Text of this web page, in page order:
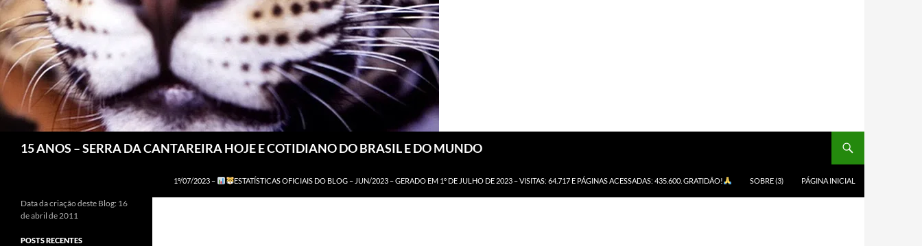
15 ANOS – SERRA DA CANTAREIRA HOJE E COTIDIANO DO BRASIL E DO MUNDO
1º/07/2023 – ESTATÍSTICAS OFICIAIS DO BLOG – JUN/2023 – GERADO EM 1º DE JULHO DE 2023 – VISITAS: 64.717 E PÁGINAS ACESSADAS: 435.600. GRATIDÃO! SOBRE (3) PÁGINA INICIAL
Data da criação deste Blog: 16
de abril de 2011
POSTS RECENTES